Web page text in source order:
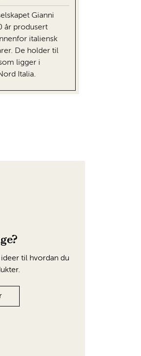
Gianni
år produsert
italiensk
De holder til
ligger i
Italia.
til hvordan du